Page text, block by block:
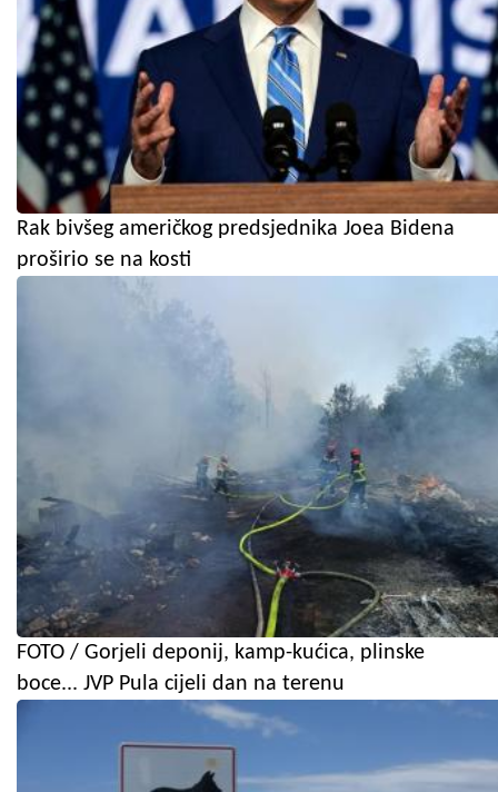
Rak bivšeg američkog predsjednika Joea Bidena
proširio se na kosti
FOTO / Gorjeli deponij, kamp-kućica, plinske
boce... JVP Pula cijeli dan na terenu